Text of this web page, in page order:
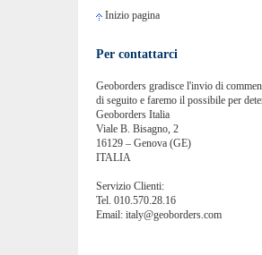
Inizio pagina
Per contattarci
Geoborders gradisce l'invio di
di seguito e faremo il possibile per
Geoborders Italia
Viale B. Bisagno, 2
16129 – Genova (GE)
ITALIA
Servizio Clienti:
Tel. 010.570.28.16
Email: italy@geoborders.com